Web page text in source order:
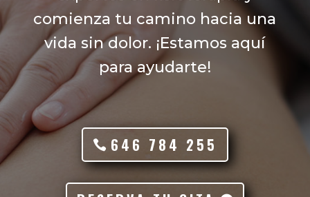
comienza tu camino hacia una
vida sin dolor. ¡Estamos aquí
para ayudarte!
646 784 255